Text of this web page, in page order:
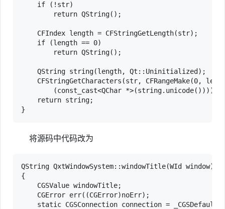
if (!str)
return QString();
CFIndex length = CFStringGetLength(str);
if (length == 0)
return QString();
QString string(length, Qt::Uninitialized);
CFStringGetCharacters(str, CFRangeMake(0,
(const_cast<QChar *>(string.unicode())));
return string;
}
将源码中代码改为
QString QxtWindowSystem::windowTitle(WId window)
{
CGSValue windowTitle;
CGError err((CGError)noErr);
static CGSConnection connection =